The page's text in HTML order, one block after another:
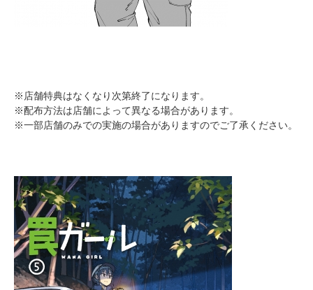
※店舗特典はなくなり次第終了になります。
※配布方法は店舗によって異なる場合があります。
※一部店舗のみでの実施の場合がありますのでご了承ください。